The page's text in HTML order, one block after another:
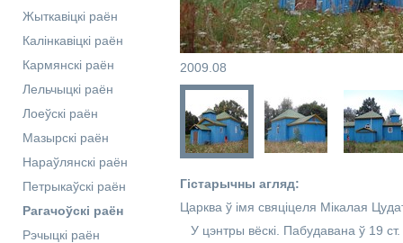
Жыткавіцкі раён
Калінкавіцкі раён
Кармянскі раён
Лельчыцкі раён
Лоеўскі раён
Мазырскі раён
Нараўлянскі раён
Петрыкаўскі раён
Рагачоўскі раён
Рэчыцкі раён
2009.08
Гістарычны агляд:
Царква ў імя свяціцеля Мікалая
У цэнтры вёскі. Пабудавана ў 19 ст.